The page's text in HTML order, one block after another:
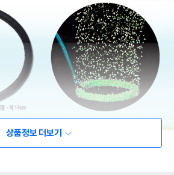
상품정보 더보기